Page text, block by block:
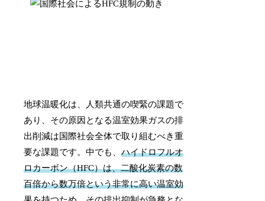
地球温暖化は、人類共通の喫緊の課題で
あり、その原因となる温室効果ガスの排
出削減は国際社会全体で取り組むべき重
要な課題です。中でも、ハイドロフルオ
ロカーボン（HFC）は、二酸化炭素の数
百倍から数万倍という非常に高い温室効